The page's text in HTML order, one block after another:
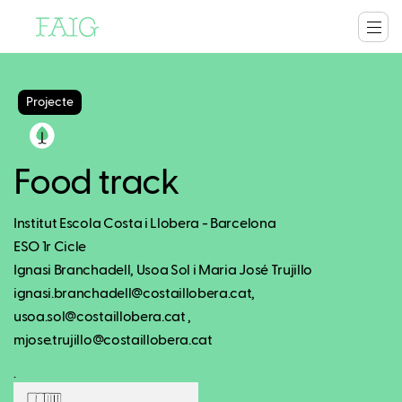
Projecte
Food track
Institut Escola Costa i Llobera - Barcelona
ESO 1r Cicle
Ignasi Branchadell, Usoa Sol i Maria José Trujillo
ignasi.branchadell@costaillobera.cat,
usoa.sol@costaillobera.cat ,
mjose.trujillo@costaillobera.cat
.